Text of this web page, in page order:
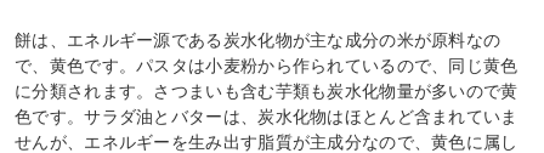
餅は、エネルギー源である炭水化物が主な成分の米が原料なの
で、黄色です。パスタは小麦粉から作られているので、同じ黄色
に分類されます。さつまいも含む芋類も炭水化物量が多いので黄
色です。サラダ油とバターは、炭水化物はほとんど含まれていま
せんが、エネルギーを生み出す脂質が主成分なので、黄色に属し